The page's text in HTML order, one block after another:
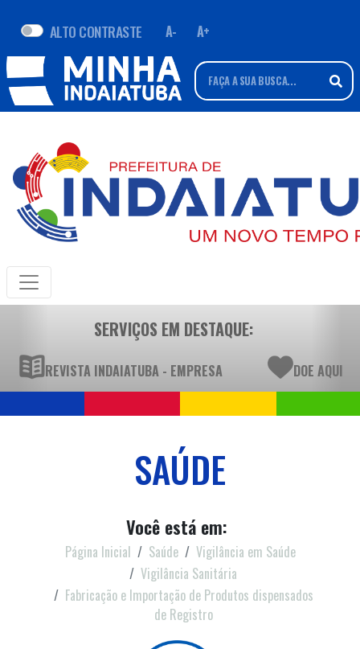
ALTO CONTRASTE A- A+
SERVIÇOS EM DESTAQUE:
REVISTA INDAIATUBA - EMPRESA DOE AQUI
SAÚDE
Você está em:
Página Inicial Saúde
Vigilância em Saúde
Vigilância Sanitária
Fabricação e Importação de Produtos dispensados
de Registro